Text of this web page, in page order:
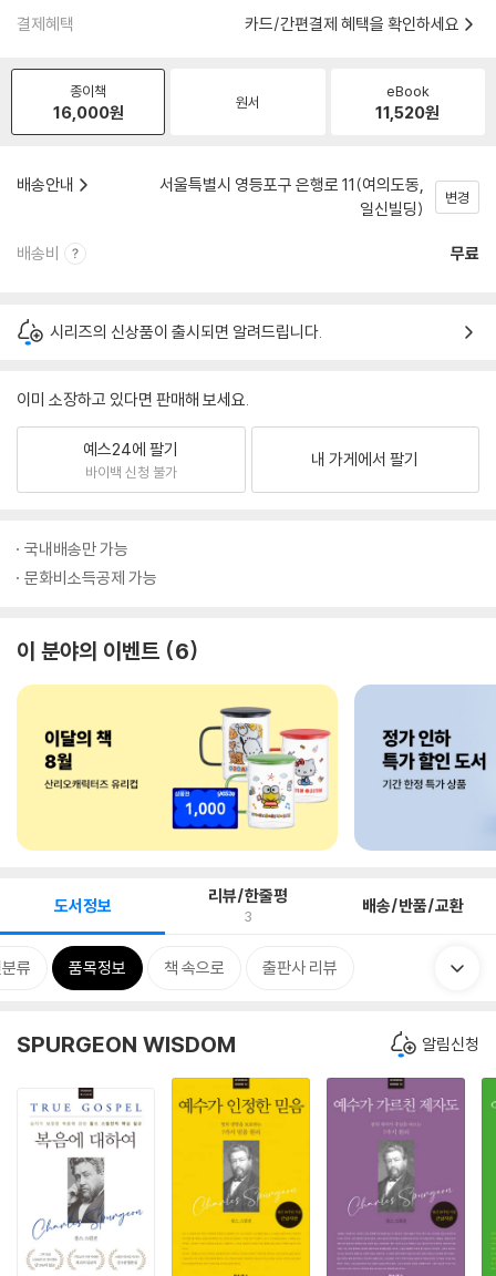
결제혜택 카드/간편결제 혜택을 확인하세요
종이책
16,000원 원서
eBook
11,520원
배송안내
서울특별시 영등포구 은행로 11(여의도동,
일신빌딩)
변경
배송비 무료
시리즈의 신상품이 출시되면 알려드립니다.
이미 소장하고 있다면 판매해 보세요.
예스24에 팔기
바이백 신청 불가
내 가게에서 팔기
국내배송만 가능
문화비소득공제 가능
이 분야의 이벤트 6
도서정보 리뷰/한줄평
3 배송/반품/교환
류 품목정보 책 속으로 출판사 리뷰
SPURGEON WISDOM 알림신청